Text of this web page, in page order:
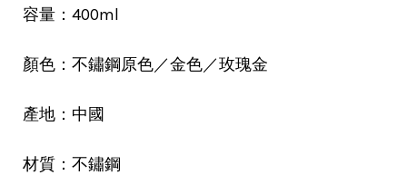
容量：400ml
顏色：不鏽鋼原色／金色／玫瑰金
產地：中國
材質：不鏽鋼